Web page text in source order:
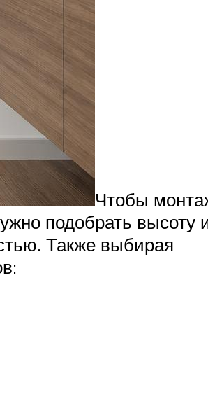
Чтобы
подобрать высоту
Также выбирая